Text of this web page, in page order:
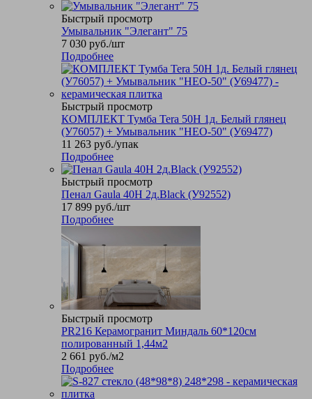
Быстрый просмотр
Умывальник "Элегант" 75
7 030 руб./шт
Подробнее
Быстрый просмотр
КОМПЛЕКТ Тумба Tera 50Н 1д. Белый глянец
(У76057) + Умывальник "НЕО-50" (У69477)
11 263 руб./упак
Подробнее
Быстрый просмотр
Пенал Gaula 40Н 2д.Black (У92552)
17 899 руб./шт
Подробнее
Быстрый просмотр
PR216 Керамогранит Миндаль 60*120см
полированный 1,44м2
2 661 руб./м2
Подробнее